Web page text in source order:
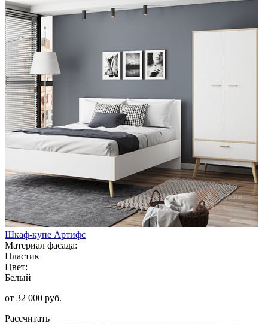
Шкаф-купе Артифс
Материал фасада:
Пластик
Цвет:
Белый
от 32 000 руб.
Рассчитать